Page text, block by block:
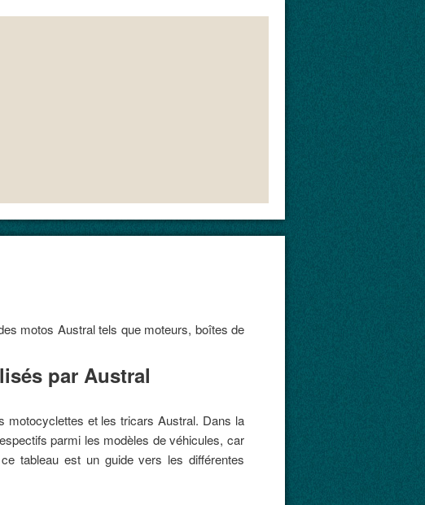
motos Austral tels que moteurs, boîtes de
par Austral
motocyclettes et les tricars Austral. Dans la
parmi les modèles de véhicules, car
tableau est un guide vers les différentes